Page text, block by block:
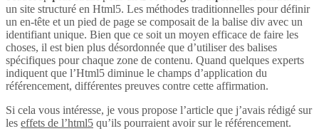
un site structuré en Html5. Les méthodes traditionnelles pour définir
un en-tête et un pied de page se composait de la balise div avec un
identifiant unique. Bien que ce soit un moyen efficace de faire les
choses, il est bien plus désordonnée que d’utiliser des balises
spécifiques pour chaque zone de contenu. Quand quelques experts
indiquent que l’Html5 diminue le champs d’application du
référencement, différentes preuves contre cette affirmation.
Si cela vous intéresse, je vous propose l’article que j’avais rédigé sur
les effets de l’html5 qu’ils pourraient avoir sur le référencement.